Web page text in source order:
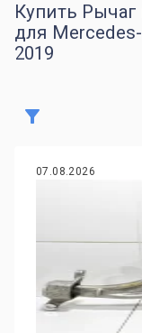
Купить
для
2019
07.08.2026